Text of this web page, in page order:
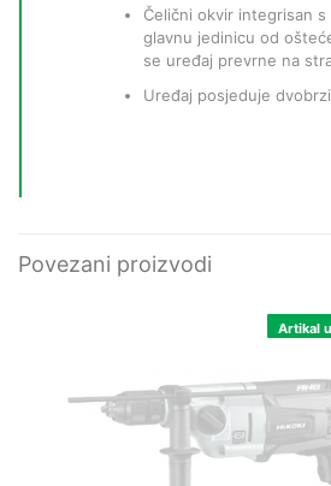
Čelični okvir integrisan s
glavnu jedinicu od
se uređaj prevrne na
Uređaj posjeduje
Povezani proizvodi
Artikal